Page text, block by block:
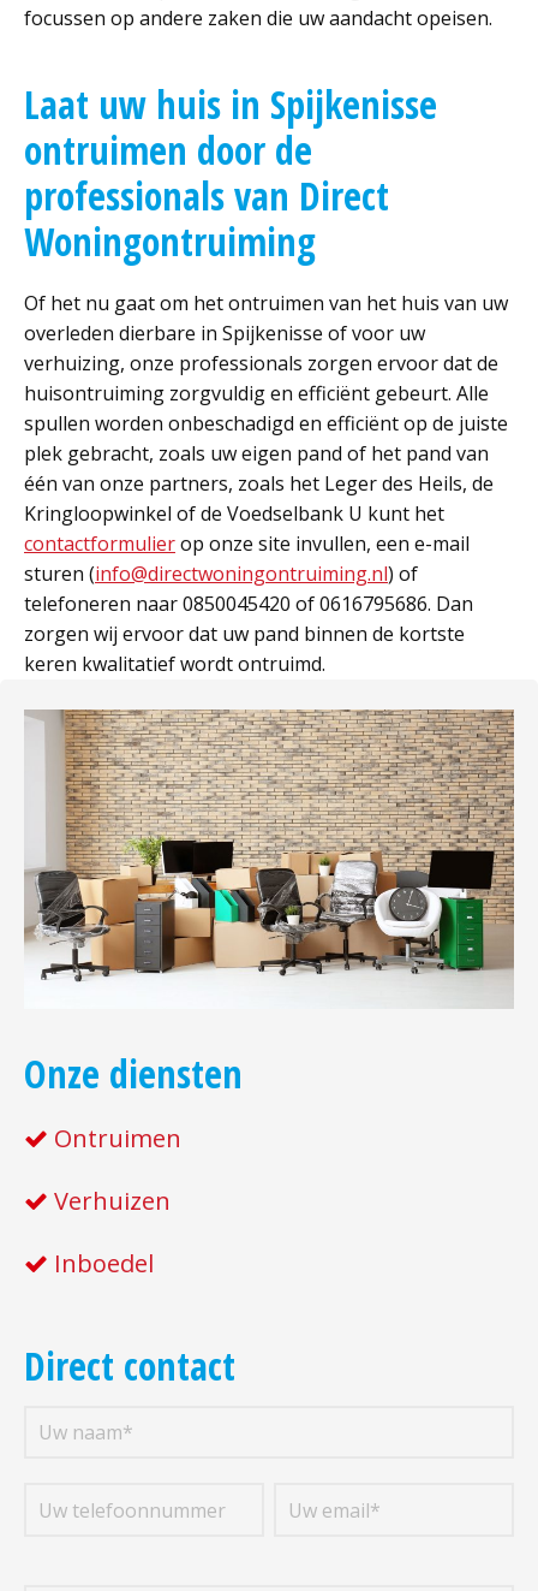
focussen op andere zaken die uw aandacht opeisen.
Laat uw huis in Spijkenisse
ontruimen door de
professionals van Direct
Woningontruiming
Of het nu gaat om het ontruimen van het huis van uw
overleden dierbare in Spijkenisse of voor uw
verhuizing, onze professionals zorgen ervoor dat de
huisontruiming zorgvuldig en efficiënt gebeurt. Alle
spullen worden onbeschadigd en efficiënt op de juiste
plek gebracht, zoals uw eigen pand of het pand van
één van onze partners, zoals het Leger des Heils, de
Kringloopwinkel of de Voedselbank U kunt het
contactformulierop onze site invullen, een e-mail
sturen (info@directwoningontruiming.nl) of
telefoneren naar 0850045420 of 0616795686. Dan
zorgen wij ervoor dat uw pand binnen de kortste
keren kwalitatief wordt ontruimd.
Onze diensten
Ontruimen
Verhuizen
Inboedel
Direct contact